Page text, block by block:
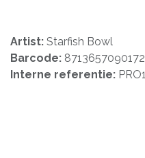
Artist: Starfish Bowl
Barcode: 8713657090172
Interne referentie: